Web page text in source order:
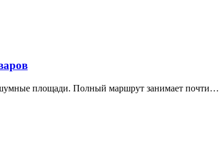
шумные площади. Полный маршрут занимает почти…